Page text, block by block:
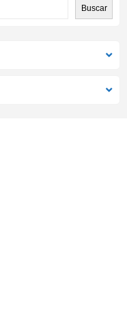
Buscar